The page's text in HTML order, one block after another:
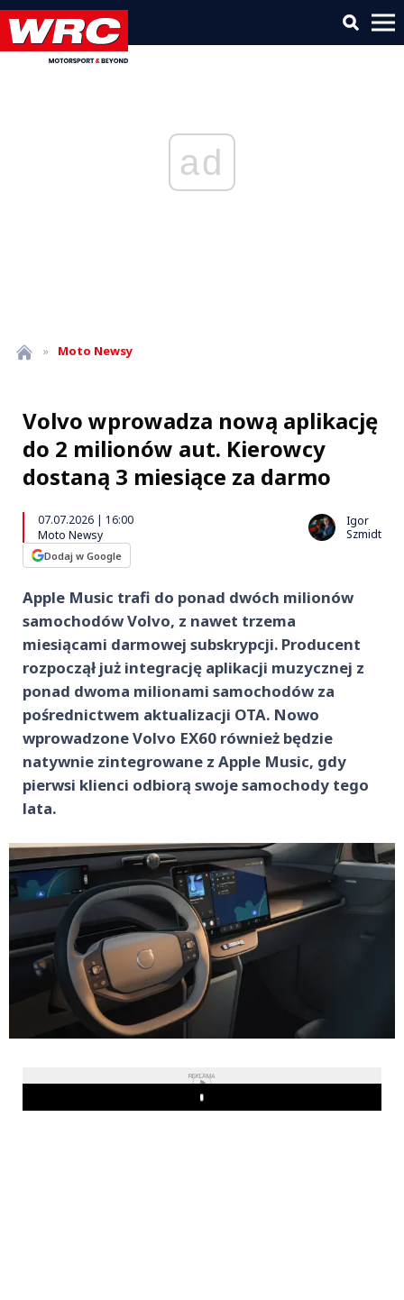
ad
» Moto Newsy
Volvo wprowadza nową aplikację
do 2 milionów aut. Kierowcy
dostaną 3 miesiące za darmo
07.07.2026 | 16:00
Moto Newsy
Dodaj w Google
Igor
Szmidt
Apple Music trafi do ponad dwóch milionów
samochodów Volvo, z nawet trzema
miesiącami darmowej subskrypcji. Producent
rozpoczął już integrację aplikacji muzycznej z
ponad dwoma milionami samochodów za
pośrednictwem aktualizacji OTA. Nowo
wprowadzone Volvo EX60 również będzie
natywnie zintegrowane z Apple Music, gdy
pierwsi klienci odbiorą swoje samochody tego
lata.
REKLAMA
Play